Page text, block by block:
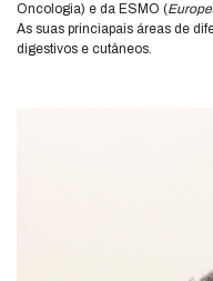
Oncologia) e da ESMO (
As suas princiapais áreas de
digestivos e cutâneos.